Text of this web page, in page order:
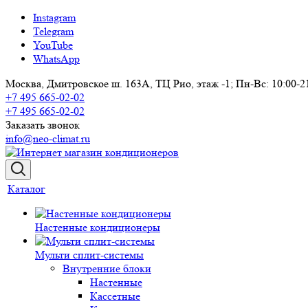
Instagram
Telegram
YouTube
WhatsApp
Москва, Дмитровское ш. 163А, ТЦ Рио, этаж -1; Пн-Вс: 10:00-
+7 495 665-02-02
+7 495 665-02-02
Заказать звонок
info@neo-climat.ru
Каталог
Настенные кондиционеры
Мульти сплит-системы
Внутренние блоки
Настенные
Кассетные